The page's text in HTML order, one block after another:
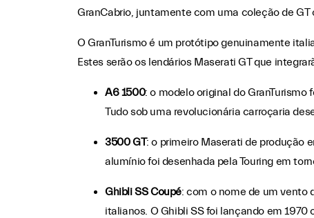
GranCabrio, juntamente com uma coleção de
O GranTurismo é um protótipo genuinamente
Estes serão os lendários Maserati GT que
A6 1500: o modelo original do
Tudo sob uma revolucionária carroçaria
3500 GT: o primeiro Maserati de produção
alumínio foi desenhada pela Touring em
Ghibli SS Coupé: com o nome de um vento
italianos. O Ghibli SS foi lançando em